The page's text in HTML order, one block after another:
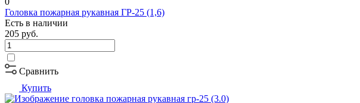
Головка пожарная рукавная ГР-25 (1,6)
Есть в наличии
205 руб.
Сравнить
Купить